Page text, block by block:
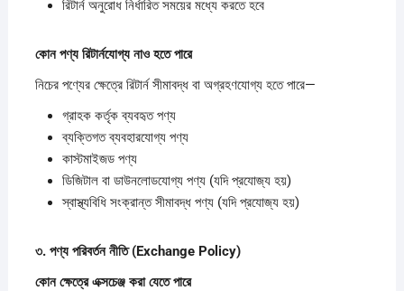
রিটার্ন অনুরোধ নির্ধারিত সময়ের মধ্যে করতে হবে
কোনপণ্যরিটার্নযোগ্যনাওহতেপারে
নিচের পণ্যের ক্ষেত্রে রিটার্ন সীমাবদ্ধ বা অগ্রহণযোগ্য হতে পারে—
গ্রাহক কর্তৃক ব্যবহৃত পণ্য
ব্যক্তিগত ব্যবহারযোগ্য পণ্য
কাস্টমাইজড পণ্য
ডিজিটাল বা ডাউনলোডযোগ্য পণ্য (যদি প্রযোজ্য হয়)
স্বাস্থ্যবিধি সংক্রান্ত সীমাবদ্ধ পণ্য (যদি প্রযোজ্য হয়)
৩. পণ্যপরিবর্তননীতি (Exchange Policy)
কোনক্ষেত্রেএক্সচেঞ্জ করাযেতেপারে